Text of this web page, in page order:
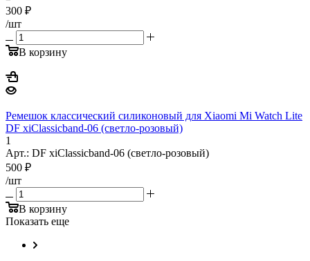
300 ₽
/шт
В корзину
Ремешок классический силиконовый для Xiaomi Mi Watch Lite
DF xiClassicband-06 (светло-розовый)
1
Арт.: DF xiClassicband-06 (светло-розовый)
500 ₽
/шт
В корзину
Показать еще